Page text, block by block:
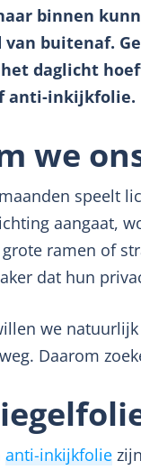
binnen
van buitenaf.
daglicht
anti-inkijkfolie.
we
speelt
aangaat,
ramen of
dat hun
we
Daarom
anti-inkijkfolie